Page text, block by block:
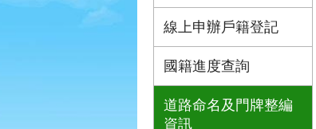
線上申辦戶籍登記
國籍進度查詢
道路命名及門牌整編
資訊